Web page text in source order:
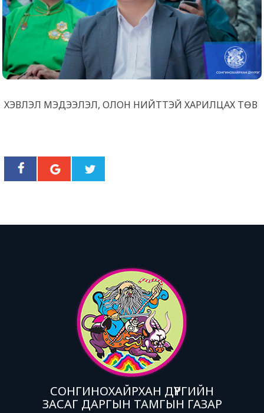
ХЭВЛЭЛ МЭДЭЭЛЭЛ, ОЛОН НИЙТТЭЙ ХАРИЛЦАХ ТӨВ
СОНГИНОХАЙРХАН ДҮҮРГИЙН
ЗАСАГ ДАРГЫН ТАМГЫН ГАЗАР